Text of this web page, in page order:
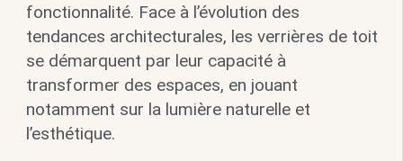
fonctionnalité. Face à l’évolution des
tendances architecturales, les verrières de toit
se démarquent par leur capacité à
transformer des espaces, en jouant
notamment sur la lumière naturelle et
l’esthétique.